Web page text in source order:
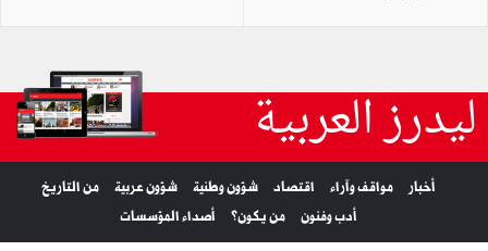
ليدرز العربية
أخبار مواقف وآراء اقتصاد شؤون وطنية شؤون عربية
من التاريخ
أدب وفنون
من يكون؟ أصداء المؤسسات